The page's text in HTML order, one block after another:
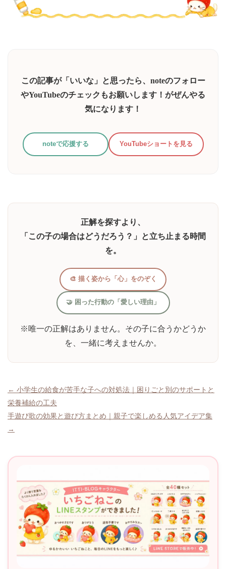
ド
この記事が「いいな」と思ったら、noteのフォロー
やYouTubeのチェックもお願いします！がぜんやる
気になります！
noteで応援する YouTubeショートを見る
正解を探すより、
「この子の場合はどうだろう？」と立ち止まる時間
を。
🎨 描く姿から「心」をのぞく
🤝 困った行動の「愛しい理由」
※唯一の正解はありません。その子に合うかどうか
を、一緒に考えませんか。
投
稿
ナ
ゲ
← 小学生の給食が苦手な子への対処法｜困りごと別のサポートと
栄養補給の工夫
手遊び歌の効果と遊び方まとめ｜親子で楽しめる人気アイデア集
→